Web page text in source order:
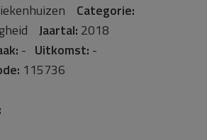
Categorie:
Jaartal: 2018
- Uitkomst: -
115736